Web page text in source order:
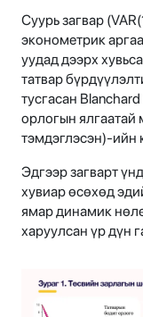
Суурь загвар
эконометрик
уудад дээрх
татвар
тусгасан
орлогын ялгаатай
тэмдэглэсэн)-ийн
Эдгээр загварт
хувиар өсөхөд
ямар динамик
харуулсан үр дүн